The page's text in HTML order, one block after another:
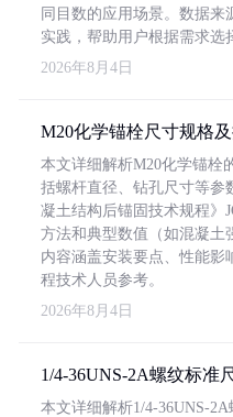
同目数的应用场景。数据来
实践，帮助用户根据需求选
2026年8月4日
M20化学锚栓尺寸规格
本文详细解析M20化学锚栓
括螺杆直径、钻孔尺寸等参
凝土结构后锚固技术规程》
方法和典型数值（如混凝土
内容涵盖安装要点、性能影
程技术人员参考。
2026年8月4日
1/4-36UNS-2A螺纹标准
本文详细解析1/4-36UNS-